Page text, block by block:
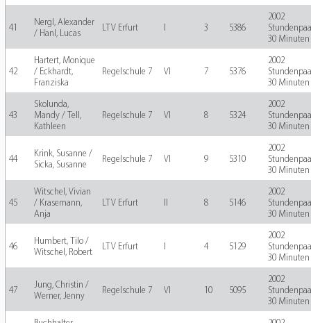
41
Nergl, Alexander
/ Hanl, Lucas
LTV Erfurt 3 5386
2002
30 Minuten
42
Hartert, Monique
/ Eckhardt,
Franziska
Regelschule 7 VI 7 5376
2002
30 Minuten
43
Skolunda,
Mandy / Tell,
Kathleen
Regelschule 7 VI 8 5324
2002
30 Minuten
44
Krink, Susanne /
Sicka, Susanne
Regelschule 7 VI 9 5310
2002
30 Minuten
45
Witschel, Vivian
/ Krasemann,
Anja
LTV Erfurt 8 5146
2002
30 Minuten
46
Humbert, Tilo /
Witschel, Robert
LTV Erfurt 4 5129
2002
30 Minuten
47
Jung, Christin /
Werner, Jenny
Regelschule 7 VI 10 5095
2002
30 Minuten